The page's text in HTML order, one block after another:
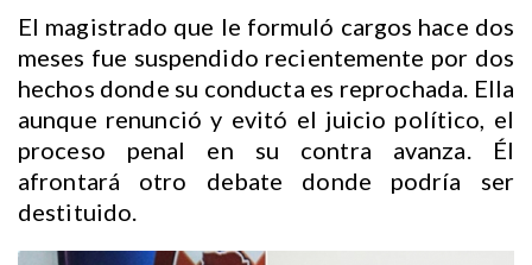
El magistrado que le formuló cargos hace dos
meses fue suspendido recientemente por dos
hechos donde su conducta es reprochada. Ella
aunque renunció y evitó el juicio político, el
proceso penal en su contra avanza. Él
afrontará otro debate donde podría ser
destituido.